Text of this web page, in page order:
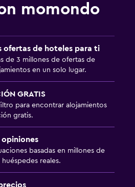
momondo
ofertas de hoteles para ti
de 3 millones de ofertas de
en un solo lugar.
GRATIS
para encontrar alojamientos
gratis.
opiniones
basadas en millones de
reales.